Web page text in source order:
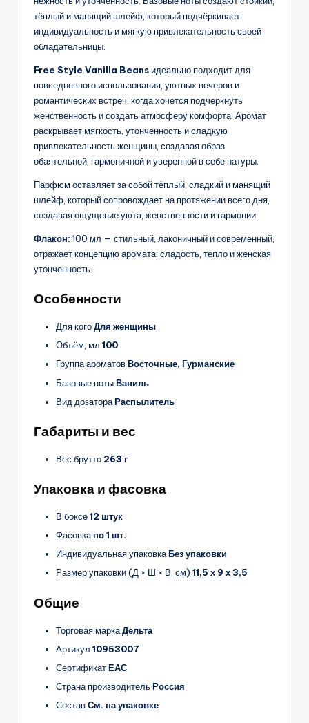
тёплый и манящий шлейф, который подчёркивает
индивидуальность и мягкую привлекательность своей
обладательницы.
Free Style Vanilla Beansидеально подходит для
повседневного использования, уютных вечеров и
романтических встреч, когда хочется подчеркнуть
женственность и создать атмосферу комфорта. Аромат
раскрывает мягкость, утонченность и сладкую
привлекательность женщины, создавая образ
обаятельной, гармоничной и уверенной в себе натуры.
Парфюм оставляет за собой тёплый, сладкий и манящий
шлейф, который сопровождает на протяжении всего дня,
создавая ощущение уюта, женственности и гармонии.
Флакон: 100 мл — стильный, лаконичный и современный,
отражает концепцию аромата: сладость, тепло и женская
утонченность.
Особенности
Для когоДля женщины
Объём, мл 100
Группа ароматовВосточные, Гурманские
Базовые нотыВаниль
Вид дозатораРаспылитель
Габариты и вес
Вес брутто 263 г
Упаковка и фасовка
В боксе12 штук
Фасовкапо 1 шт.
Индивидуальная упаковкаБез упаковки
Размер упаковки (Д × Ш × В, см) 11,5 х 9 х 3,5
Общие
Торговая маркаДельта
Артикул 10953007
СертификатЕАС
Страна производительРоссия
СоставСм. на упаковке